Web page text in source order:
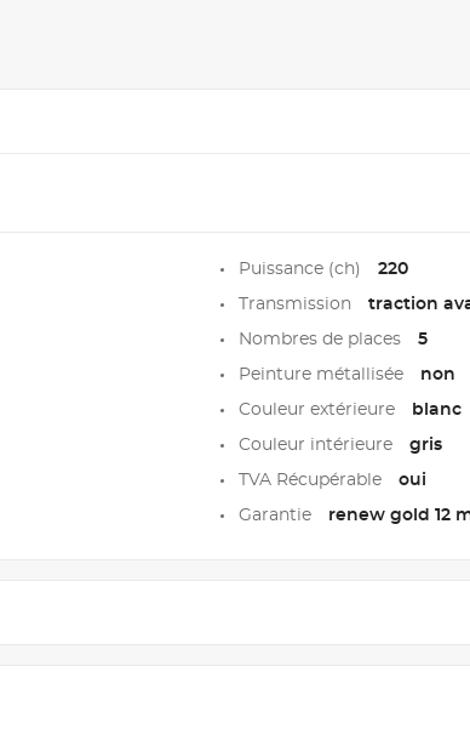
Puissance (ch) 220
Transmission traction
Nombres de places 5
Peinture métallisée non
Couleur extérieure blanc
Couleur intérieure gris
TVA Récupérable oui
Garantie renew gold 12